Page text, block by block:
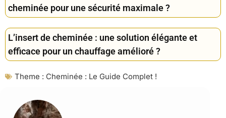
cheminée pour une sécurité maximale ?
L’insert de cheminée : une solution élégante et
efficace pour un chauffage amélioré ?
Theme : Cheminée : Le Guide Complet !